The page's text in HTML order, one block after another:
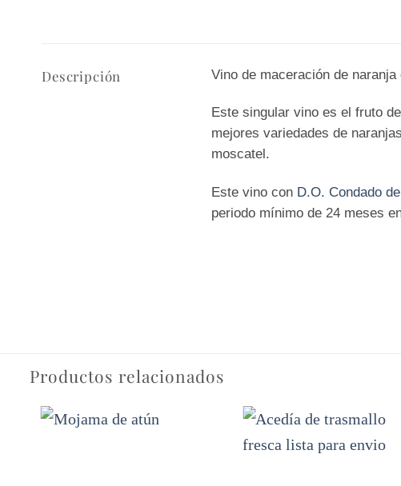
Descripción Vino de maceración de
Este singular vino es el fruto
mejores variedades de
moscatel.
Este vino con D.O. Condado
periodo mínimo de 24 meses
Productos relacionados